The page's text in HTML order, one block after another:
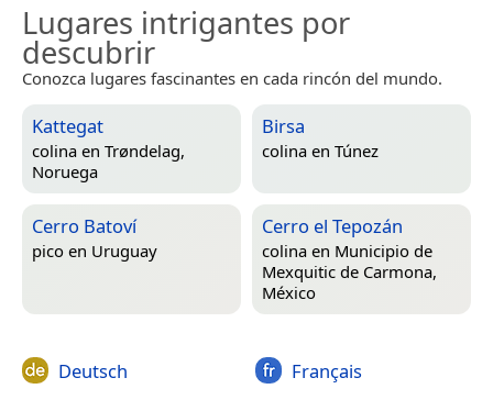
Lugares intrigantes por
descubrir
Conozca lugares fascinantes en cada rincón del mundo.
Kattegat
colina en Trøndelag,
Noruega
Birsa
colina en Túnez
Cerro Batoví
pico en Uruguay
Cerro el Tepozán
colina en Municipio de
Mexquitic de Carmona,
México
Deutsch Français